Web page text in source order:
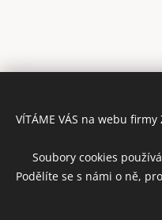
VÍTÁME VÁS na webu
🍪 Soubory cookies
Podělíte se s námi o ně,